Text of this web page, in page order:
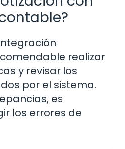
realizar
y revisar los
por el sistema.
es
los errores de